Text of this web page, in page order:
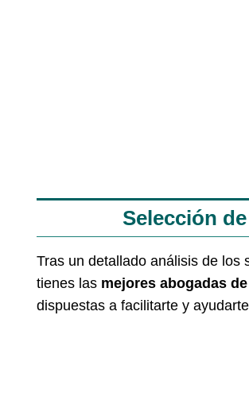
Selección
Tras un detallado análisis de los
tienes las mejores abogadas
dispuestas a facilitarte y